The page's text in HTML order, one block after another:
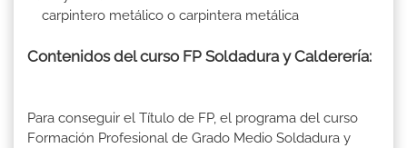
carpintero metálico o carpintera metálica
Contenidos del curso FP Soldadura y Calderería:
Para conseguir el Título de FP, el programa del curso
Formación Profesional de Grado Medio Soldadura y